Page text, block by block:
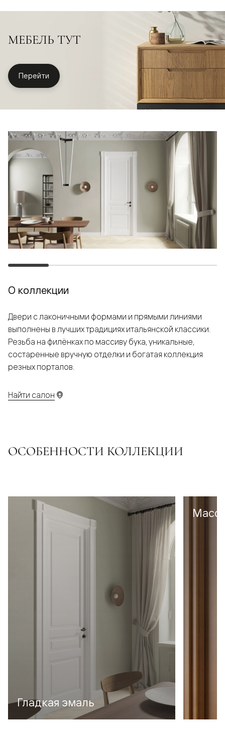
МЕБЕЛЬ ТУТ
Перейти
О коллекции
Двери с лаконичными формами и прямыми линиями
выполнены в лучших традициях итальянской классики.
Резьба на филёнках по массиву бука, уникальные,
состаренные вручную отделки и богатая коллекция
резных порталов.
Найти салон
ОСОБЕННОСТИ КОЛЛЕКЦИИ
Гладкая эмаль